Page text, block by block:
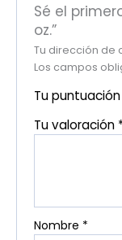
Sé el
oz.”
Tu dirección de
Los campos
Tu puntuación
Tu valoración
Nombre *